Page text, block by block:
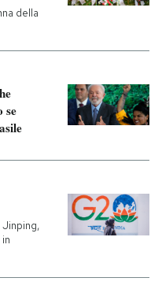
della
se
Jinping,